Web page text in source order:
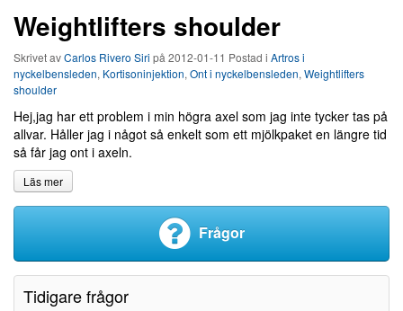
Weightlifters shoulder
Skrivet avCarlos Rivero Siri på 2012-01-11 Postad i Artros i
nyckelbensleden, Kortisoninjektion, Ont i nyckelbensleden, Weightlifters
shoulder
Hej,jag har ett problem i min högra axel som jag inte tycker tas på
allvar. Håller jag i något så enkelt som ett mjölkpaket en längre tid
så får jag ont i axeln.
Läs mer
Frågor
Tidigare frågor